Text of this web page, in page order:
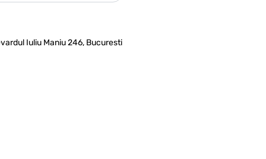
Iuliu Maniu 246, Bucuresti